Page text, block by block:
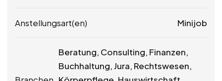
Anstellungsart(en) Minijob
Beratung, Consulting, Finanzen,
Buchhaltung, Jura, Rechtswesen,